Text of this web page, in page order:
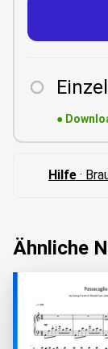
●
Hilfe ·
Ähnliche